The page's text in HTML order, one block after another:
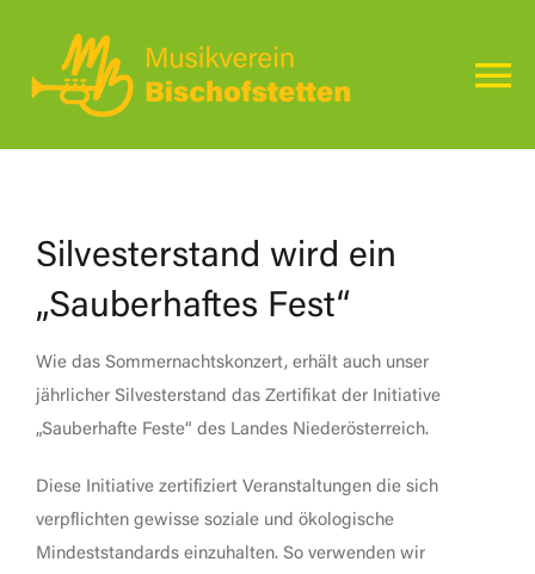
springen
Aktuelles
Auftritte
Über Uns
Kontakt
Silvesterstand wird ein
„Sauberhaftes Fest“
Wie das Sommernachtskonzert, erhält auch unser
jährlicher Silvesterstand das Zertifikat der Initiative
„Sauberhafte Feste“ des Landes Niederösterreich.
Diese Initiative zertifiziert Veranstaltungen die sich
verpflichten gewisse soziale und ökologische
Mindeststandards einzuhalten. So verwenden wir